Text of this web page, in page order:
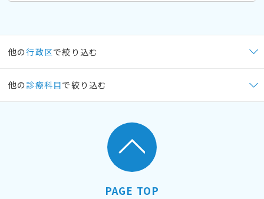
他の行政区で絞り込む
他の 診療科目で絞り込む
PAGE TOP